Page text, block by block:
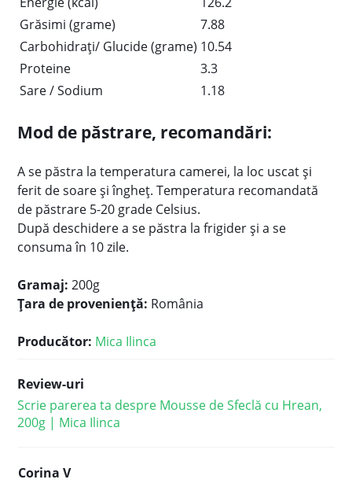
Grăsimi (grame)
7.88
Carbohidrați/ Glucide (grame) 10.54
Proteine
3.3
Sare / Sodium
1.18
Mod de păstrare, recomandări:
A se păstra la temperatura camerei, la loc uscat și
ferit de soare și îngheț. Temperatura recomandată
de păstrare 5-20 grade Celsius.
După deschidere a se păstra la frigider și a se
consuma în 10 zile.
Gramaj: 200g
Țara de proveniență: România
Producător: Mica Ilinca
Review-uri
Scrie parerea ta despre Mousse de Sfeclă cu Hrean,
200g | Mica Ilinca
Corina V